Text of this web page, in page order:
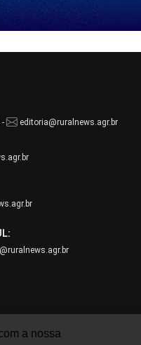
- editoria@ruralnews.agr.br
a nossa